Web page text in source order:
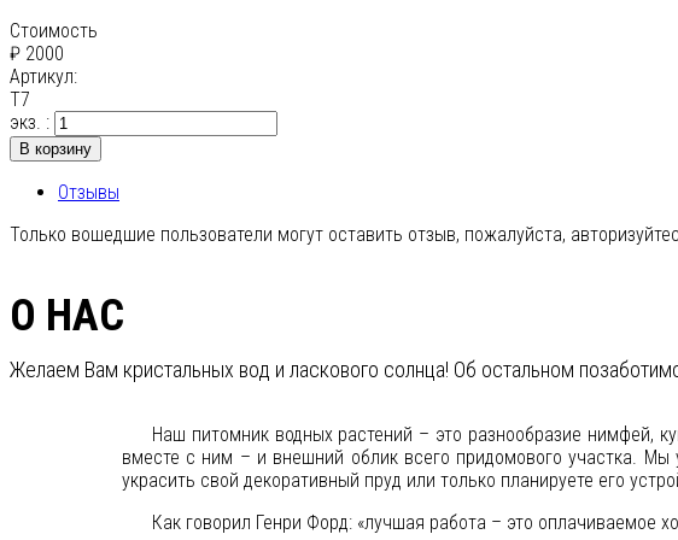
Стоимость
₽ 2000
Артикул:
T7
экз. :
В корзину
Отзывы
Только вошедшие пользователи могут оставить отзыв, пожалуйста,
О НАС
Желаем Вам кристальных вод и ласкового солнца! Об остальном
Наш питомник водных растений – это разнообразие нимфей,
вместе с ним – и внешний облик всего придомового участка.
украсить свой декоративный пруд или только планируете его
Как говорил Генри Форд: «лучшая работа – это оплачиваемое